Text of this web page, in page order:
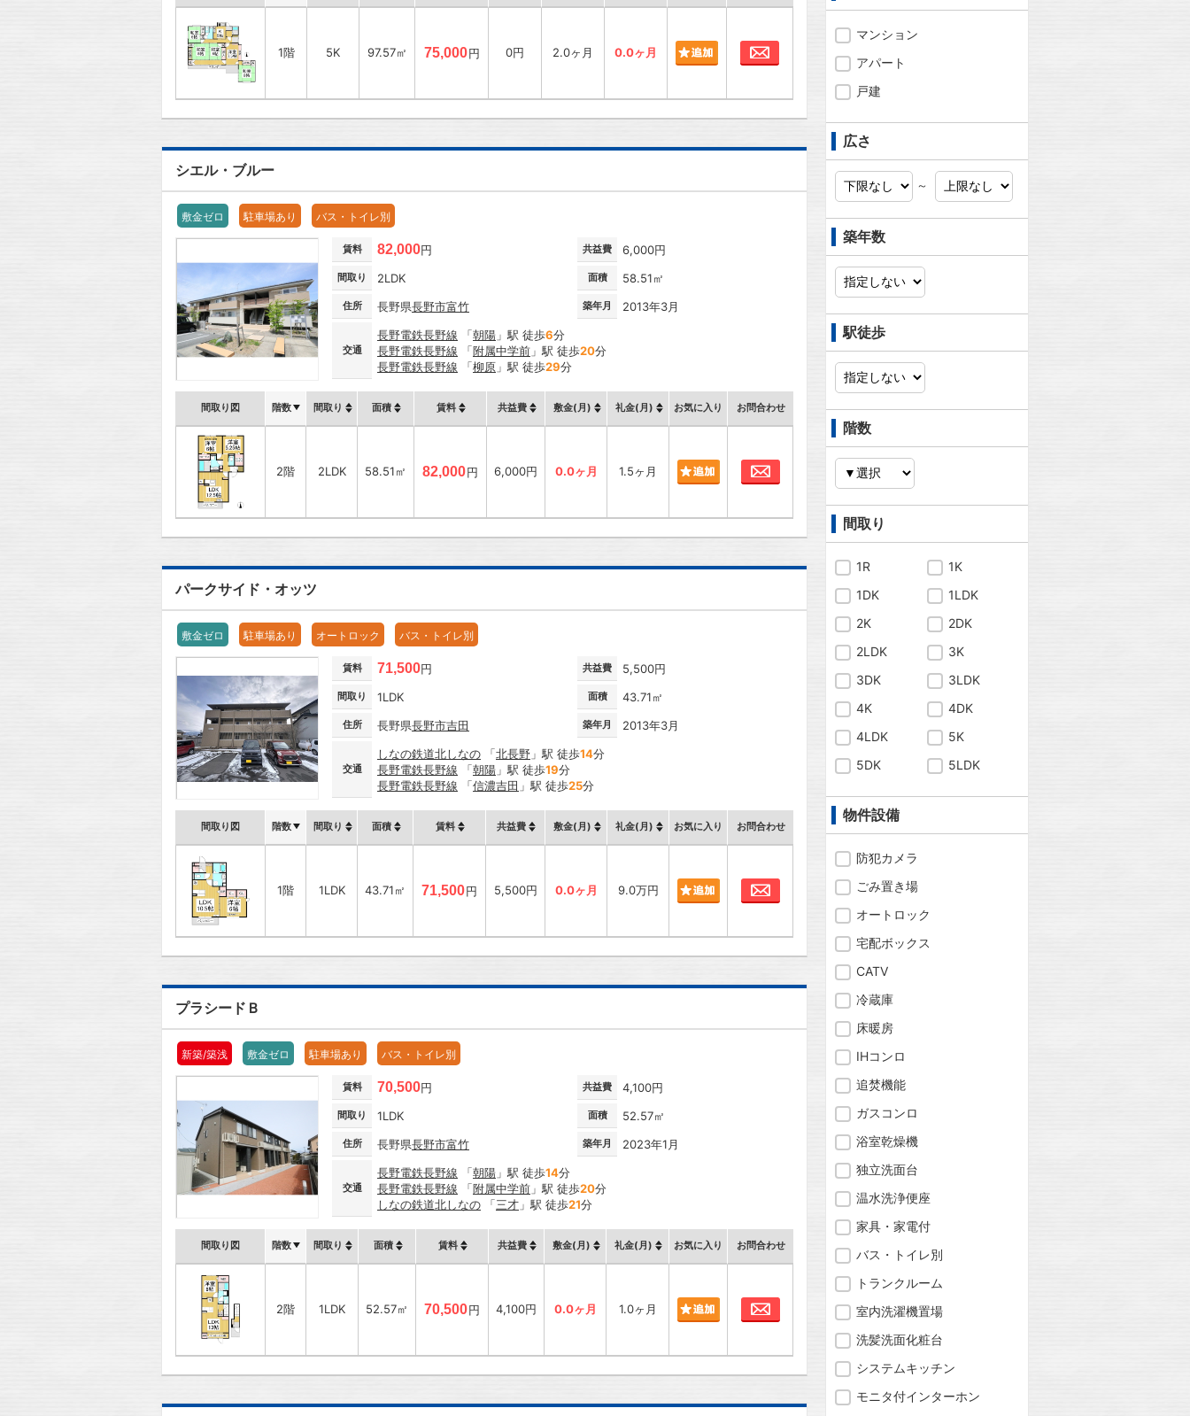
1階 5K 97.57㎡ 75,000円 0円 2.0ヶ月 0.0ヶ月 お問合わせ
シエル・ブルー
敷金ゼロ 駐車場あり バス・トイレ別
賃料 82,000円 共益費 6,000円
間取り 2LDK 面積 58.51㎡
住所 長野県長野市富竹 築年月 2013年3月
交通
長野電鉄長野線 「朝陽 」駅 徒歩6分
長野電鉄長野線 「附属中学前 」駅 徒歩20分
長野電鉄長野線 「柳原 」駅 徒歩29分
間取り図 階数 間取り 面積 賃料 共益費 敷金(月) 礼金(月) お気に入り お問合わせ
2階 2LDK 58.51㎡ 82,000円 6,000円 0.0ヶ月 1.5ヶ月 お問合わせ
パークサイド・オッツ
敷金ゼロ 駐車場あり オートロック バス・トイレ別
賃料 71,500円 共益費 5,500円
間取り 1LDK 面積 43.71㎡
住所 長野県長野市吉田 築年月 2013年3月
交通
しなの鉄道北しなの 「北長野 」駅 徒歩14分
長野電鉄長野線 「朝陽 」駅 徒歩19分
長野電鉄長野線 「信濃吉田 」駅 徒歩25分
間取り図 階数 間取り 面積 賃料 共益費 敷金(月) 礼金(月) お気に入り お問合わせ
1階 1LDK 43.71㎡ 71,500円 5,500円 0.0ヶ月 9.0万円 お問合わせ
プラシードＢ
新築/築浅 敷金ゼロ 駐車場あり バス・トイレ別
賃料 70,500円 共益費 4,100円
間取り 1LDK 面積 52.57㎡
住所 長野県長野市富竹 築年月 2023年1月
交通
長野電鉄長野線 「朝陽 」駅 徒歩14分
長野電鉄長野線 「附属中学前 」駅 徒歩20分
しなの鉄道北しなの 「三才 」駅 徒歩21分
間取り図 階数 間取り 面積 賃料 共益費 敷金(月) 礼金(月) お気に入り お問合わせ
2階 1LDK 52.57㎡ 70,500円 4,100円 0.0ヶ月 1.0ヶ月 お問合わせ
マンション
アパート
戸建
広さ
～
築年数
駅徒歩
階数
間取り
1R
1K
1DK
1LDK
2K
2DK
2LDK
3K
3DK
3LDK
4K
4DK
4LDK
5K
5DK
5LDK
物件設備
防犯カメラ
ごみ置き場
オートロック
宅配ボックス
CATV
冷蔵庫
床暖房
IHコンロ
追焚機能
ガスコンロ
浴室乾燥機
独立洗面台
温水洗浄便座
家具・家電付
バス・トイレ別
トランクルーム
室内洗濯機置場
洗髪洗面化粧台
システムキッチン
モニタ付インターホン